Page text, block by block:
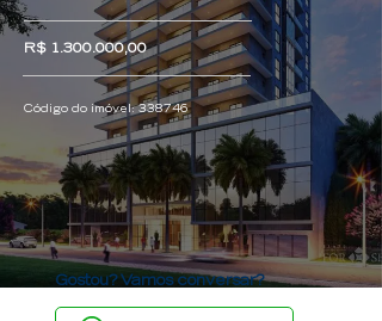
R$1.300.000,00
Código do imóvel: 338746
Gostou? Vamos conversar?